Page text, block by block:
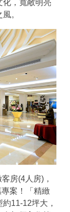
化，寬敞明亮
。
房(4人房)，
案！「精緻
11-12坪大，